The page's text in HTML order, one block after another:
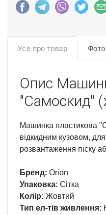
Усе про товар Фото
Опис
"Самоскид"
Машинка пластикова
відкидним кузовом,
розвантаження піску
Бренд: Orion
Упаковка: Сітка
Колір: Жовтий
Тип ел-тів живлення: